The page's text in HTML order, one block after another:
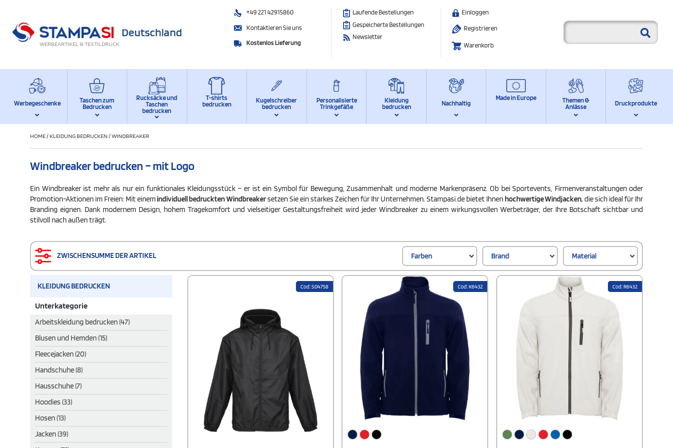
WERBEARTIKEL & TEXTILDRUCK
+49 221 42915860
Kontaktieren Sie uns
Kostenlos Lieferung
Laufende Bestellungen
Gespeicherte Bestellungen
Newsletter
Einloggen
Registrieren
Warenkorb
Werbegeschenke
Taschen zum
Bedrucken
Rucksäcke und
Taschen
bedrucken
T-shirts
bedrucken
Kugelschreiber
bedrucken
Personalisierte
Trinkgefäße
Kleidung
bedrucken
Nachhaltig
Made in Europe
Themen &
Anlässe
Druckprodukte
HOME/KLEIDUNG BEDRUCKEN /WINDBREAKER
Windbreaker bedrucken – mit Logo
Ein Windbreaker ist mehr als nur ein funktionales Kleidungsstück – er ist ein Symbol für Bewegung, Zusammenhalt und moderne Markenpräsenz. Ob bei Sportevents, Firmenveranstaltungen oder
Promotion-Aktionen im Freien: Mit einemindividuell bedruckten Windbreakersetzen Sie ein starkes Zeichen für Ihr Unternehmen. Stampasi.de bietet Ihnen hochwertige Windjacken,die sich ideal für Ihr
Branding eignen. Dank modernem Design, hohem Tragekomfort und vielseitiger Gestaltungsfreiheit wird jeder Windbreaker zu einem wirkungsvollen Werbeträger, der Ihre Botschaft sichtbar und
stilvoll nach außen trägt.
ZWISCHENSUMME DER ARTIKEL Farben Brand Material
KLEIDUNG BEDRUCKEN
Unterkategorie
Arbeitskleidung bedrucken (47)
Blusen und Hemden (15)
Fleecejacken (20)
Handschuhe (8)
Hausschuhe (7)
Hoodies (33)
Hosen (13)
Jacken (39)
Cod: S04758 Cod: K6432 Cod: R6432